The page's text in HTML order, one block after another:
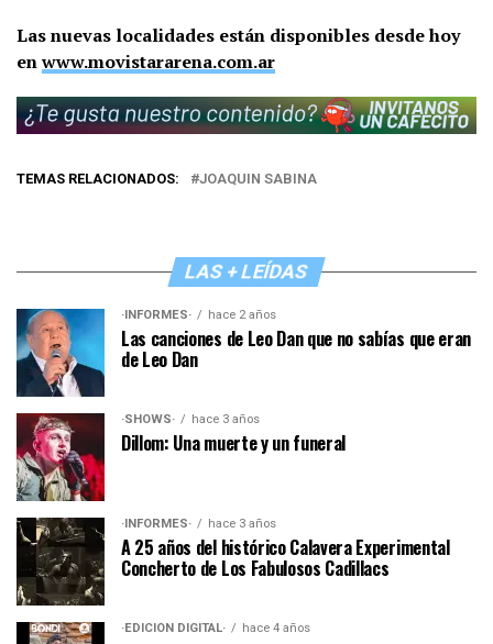
Las nuevas localidades están disponibles desde hoy
enwww.movistararena.com.ar
TEMAS RELACIONADOS: JOAQUIN SABINA
LAS + LEÍDAS
·INFORMES· hace 2 años
Las canciones de Leo Dan que no sabías que eran
de Leo Dan
·SHOWS· hace 3 años
Dillom: Una muerte y un funeral
·INFORMES· hace 3 años
A 25 años del histórico Calavera Experimental
Concherto de Los Fabulosos Cadillacs
·EDICIÓN DIGITAL· hace 4 años